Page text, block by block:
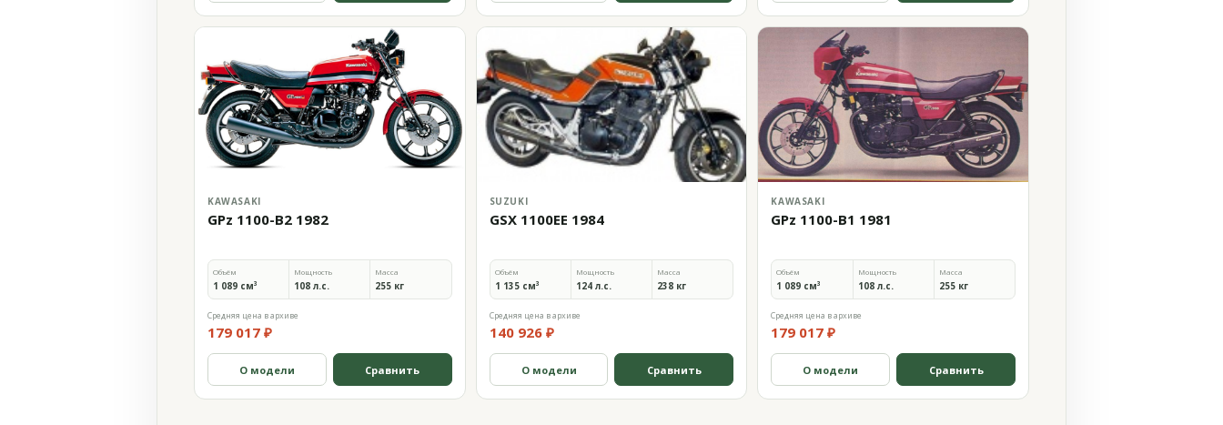
KAWASAKI
GPz 1100-B2 1982
Объём
1 089 см³
Мощность
108 л.с.
Масса
255 кг
Средняя цена в архиве
179 017 ₽
О модели Сравнить
SUZUKI
GSX 1100EE 1984
Объём
1 135 см³
Мощность
124 л.с.
Масса
238 кг
Средняя цена в архиве
140 926 ₽
О модели Сравнить
KAWASAKI
GPz 1100-B1 1981
Объём
1 089 см³
Мощность
108 л.с.
Масса
255 кг
Средняя цена в архиве
179 017 ₽
О модели Сравнить